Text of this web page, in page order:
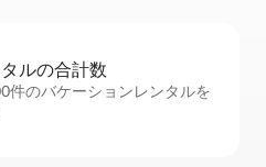
ル⁠の合⁠計⁠数
件のバケーションレンタルを